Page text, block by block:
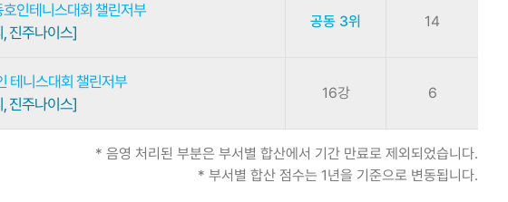
인테니스대회 챌린저부
진주나이스]
공동 3위 14
테니스대회 챌린저부
진주나이스]
16강 6
* 음영 처리된 부분은 부서별 합산에서 기간 만료로 제외되었습니다.
* 부서별 합산 점수는 1년을 기준으로 변동됩니다.